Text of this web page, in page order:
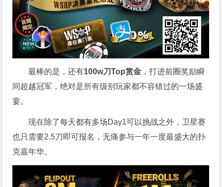
最棒的是，还有100w刀Top赏金 ，打进前圈奖励瞬
间超越冠军，绝对是所有级别玩家都不容错过的一场盛
宴。
现在除了每天都有多场Day1可以挑战之外，卫星赛
也只需要2.5刀即可报名，无痛参与一年一度最盛大的扑
克嘉年华。